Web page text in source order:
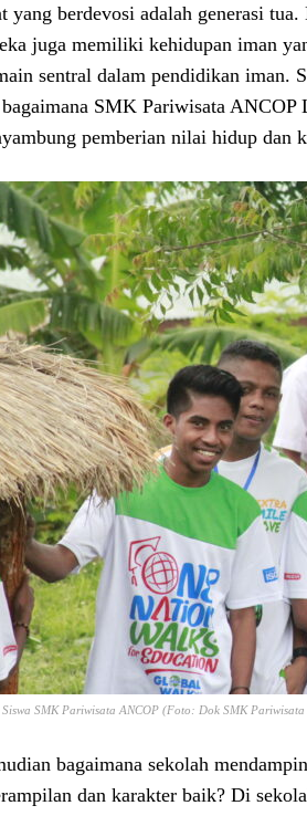
yang berdevosi adalah generasi
juga memiliki kehidupan iman
sentral dalam pendidikan iman.
SMK Pariwisata
pemberian nilai hidup dan
SMK Pariwisata ANCOP (Foto: Dok SMK Pariwisata
bagaimana sekolah
dan karakter baik? Di